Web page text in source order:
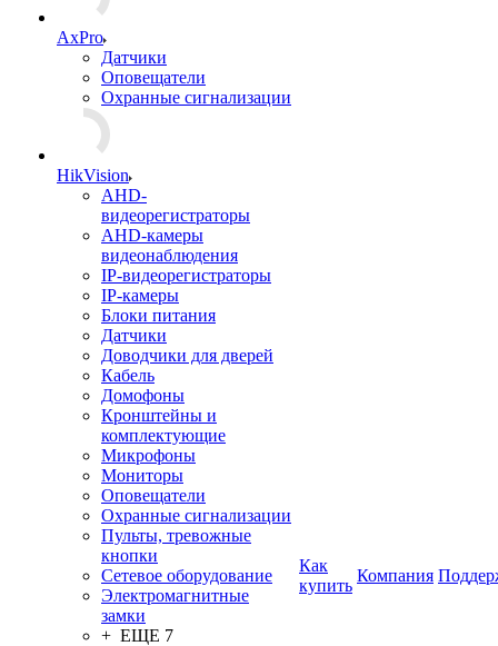
AxPro
Датчики
Оповещатели
Охранные сигнализации
HikVision
AHD-
видеорегистраторы
AHD-камеры
видеонаблюдения
IP-видеорегистраторы
IP-камеры
Блоки питания
Датчики
Доводчики для дверей
Кабель
Домофоны
Кронштейны и
комплектующие
Микрофоны
Мониторы
Оповещатели
Охранные сигнализации
Пульты, тревожные
кнопки
Сетевое оборудование
Электромагнитные
замки
+ ЕЩЕ 7
Как
купить
Компания